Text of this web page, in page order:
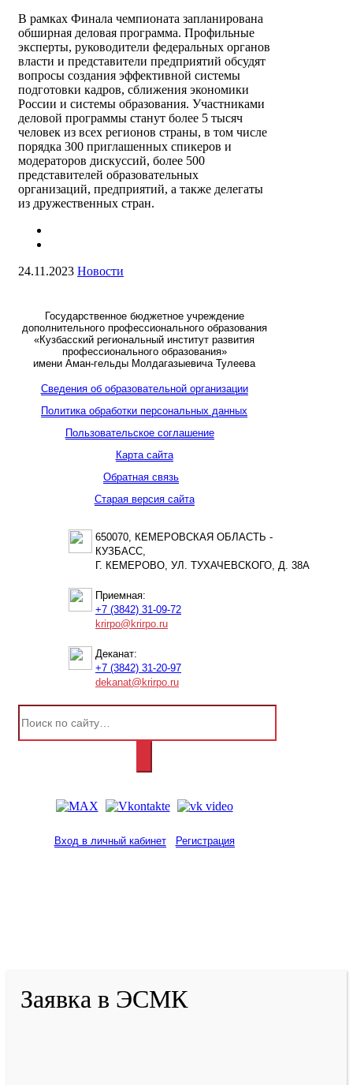
В рамках Финала чемпионата запланирована
обширная деловая программа. Профильные
эксперты, руководители федеральных органов
власти и представители предприятий обсудят
вопросы создания эффективной системы
подготовки кадров, сближения экономики
России и системы образования. Участниками
деловой программы станут более 5 тысяч
человек из всех регионов страны, в том числе
порядка 300 приглашенных спикеров и
модераторов дискуссий, более 500
представителей образовательных
организаций, предприятий, а также делегаты
из дружественных стран.
24.11.2023 Новости
Государственное бюджетное учреждение
дополнительного профессионального образования
«Кузбасский региональный институт развития
профессионального образования»
имени Аман-гельды Молдагазыевича Тулеева
Сведения об образовательной организации
Политика обработки персональных данных
Пользовательское соглашение
Карта сайта
Обратная связь
Старая версия сайта
650070, КЕМЕРОВСКАЯ ОБЛАСТЬ -
КУЗБАСС,
Г. КЕМЕРОВО, УЛ. ТУХАЧЕВСКОГО, Д. 38А
Приемная:
+7 (3842) 31-09-72
krirpo@krirpo.ru
Деканат:
+7 (3842) 31-20-97
dekanat@krirpo.ru
Вход в личный кабинет Регистрация
Заявка в ЭСМК